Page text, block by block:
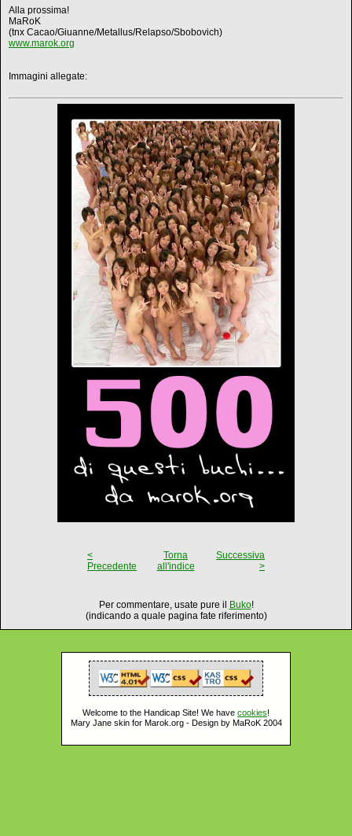
Alla prossima!
MaRoK
(tnx Cacao/Giuanne/Metallus/Relapso/Sbobovich)
www.marok.org
Immagini allegate:
<
Precedente
Torna
all'indice
Successiva
>
Per commentare, usate pure il Buko!
(indicando a quale pagina fate riferimento)
Welcome to the Handicap Site! We have cookies!
Mary Jane skin for Marok.org - Design by MaRoK 2004